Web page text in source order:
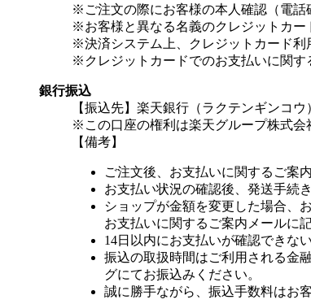
※ご注文の際にお客様の本人確認（電話
※お客様と異なる名義のクレジットカー
※決済システム上、クレジットカード利
※クレジットカードでのお支払いに関す
銀行振込
【振込先】楽天銀行（ラクテンギンコ
※この口座の権利は楽天グループ株式会
【備考】
ご注文後、お支払いに関するご案
お支払い状況の確認後、発送手続
ショップが金額を変更した場合、
お支払いに関するご案内メールに
14日以内にお支払いが確認できな
振込の取扱時間はご利用される金
グにてお振込みください。
誠に勝手ながら、振込手数料はお